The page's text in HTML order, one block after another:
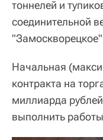
тоннелей и
соединительной
Начальная
контракта на
миллиарда
выполнить